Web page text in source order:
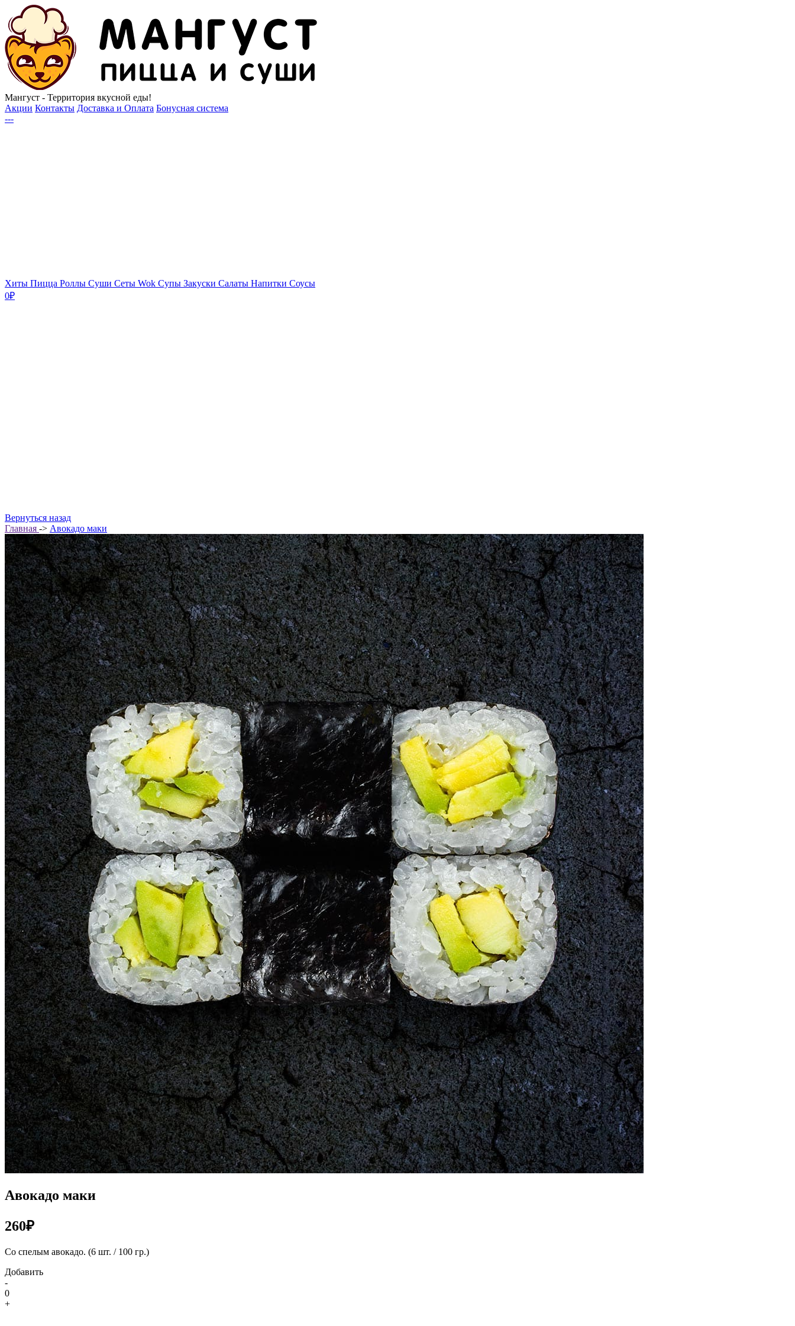
Мангуст - Территория вкусной еды!
Акции Контакты Доставка и Оплата Бонусная система
---
Хиты Пицца Роллы Суши Сеты Wok Супы Закуски Салаты Напитки Соусы
0₽
Вернуться назад
Главная -> Авокадо маки
Авокадо маки
260₽
Со спелым авокадо. (6 шт. / 100 гр.)
Добавить
-
0
+